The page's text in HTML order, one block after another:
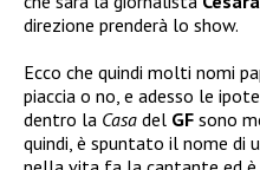
direzione prenderà lo show.
Ecco che quindi molti nomi
piaccia o no, e adesso le
dentro la Casa del GF sono
quindi, è spuntato il nome di